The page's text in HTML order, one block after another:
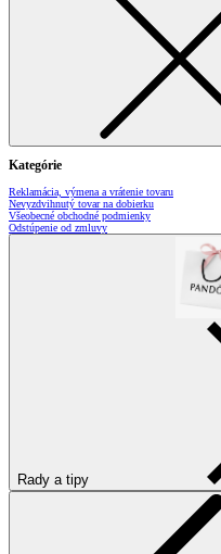
Kategórie
Reklamácia, výmena a vrátenie tovaru
Nevyzdvihnutý tovar na dobierku
Všeobecné obchodné podmienky
Odstúpenie od zmluvy
Rady a tipy